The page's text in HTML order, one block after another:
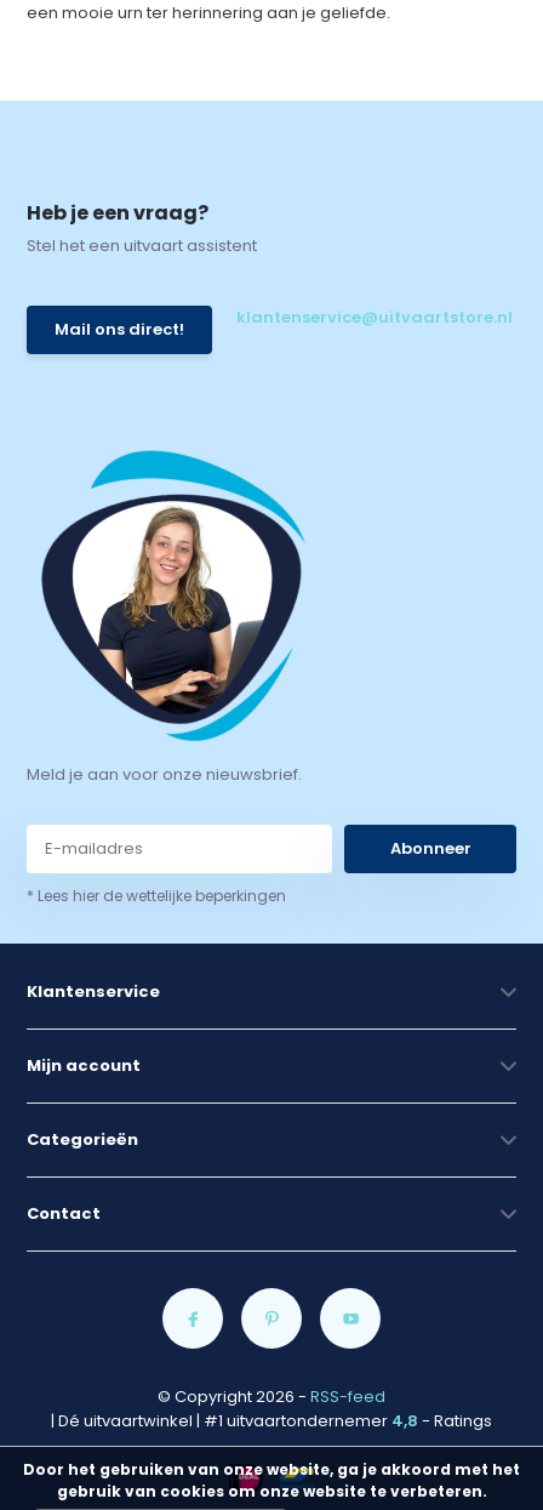
een mooie urn ter herinnering aan je geliefde.
Heb je een vraag?
Stel het een uitvaart assistent
Mail ons direct!
klantenservice@uitvaartstore.nl
Meld je aan voor onze nieuwsbrief.
Abonneer
* Lees hier de wettelijke beperkingen
Klantenservice
Mijn account
Categorieën
Contact
© Copyright 2026 - RSS-feed
| Dé uitvaartwinkel | #1 uitvaartondernemer 4,8 - Ratings
Door het gebruiken van onze website, ga je akkoord met het
gebruik van cookies om onze website te verbeteren.